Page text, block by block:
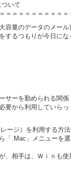
いて
＝＝＝＝＝＝＝＝＝＝
容量のデータのメール
するつもりが今日にな
サーを勤められる関係
要から利用していらっ
ージ）を利用する方法
「.Mac」メニューを
、相手は、Ｗｉｎも使